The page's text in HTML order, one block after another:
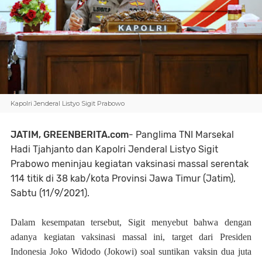
Kapolri Jenderal Listyo Sigit Prabowo
JATIM, GREENBERITA.com- Panglima TNI Marsekal
Hadi Tjahjanto dan Kapolri Jenderal Listyo Sigit
Prabowo meninjau kegiatan vaksinasi massal serentak
114 titik di 38 kab/kota Provinsi Jawa Timur (Jatim),
Sabtu (11/9/2021).
Dalam kesempatan tersebut, Sigit menyebut bahwa dengan
adanya kegiatan vaksinasi massal ini, target dari Presiden
Indonesia Joko Widodo (Jokowi) soal suntikan vaksin dua juta